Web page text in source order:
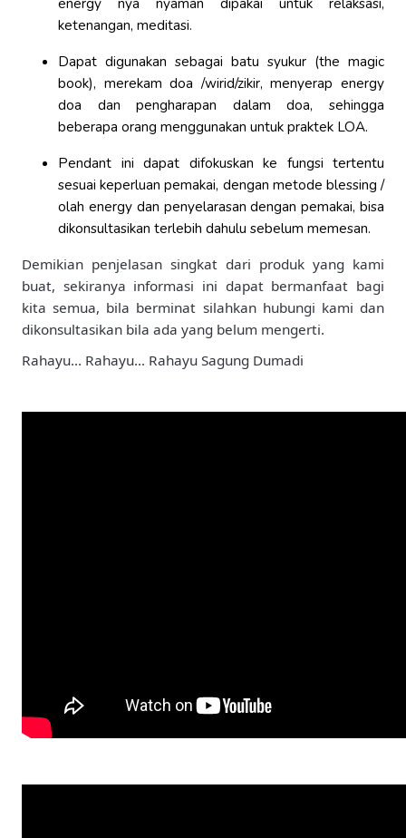
energy nya nyaman dipakai untuk relaksasi,
ketenangan, meditasi.
Dapat digunakan sebagai batu syukur (the magic
book), merekam doa /wirid/zikir, menyerap energy
doa dan pengharapan dalam doa, sehingga
beberapa orang menggunakan untuk praktek LOA.
Pendant ini dapat difokuskan ke fungsi tertentu
sesuai keperluan pemakai, dengan metode blessing /
olah energy dan penyelarasan dengan pemakai, bisa
dikonsultasikan terlebih dahulu sebelum memesan.
Demikian penjelasan singkat dari produk yang kami
buat, sekiranya informasi ini dapat bermanfaat bagi
kita semua, bila berminat silahkan hubungi kami dan
dikonsultasikan bila ada yang belum mengerti.
Rahayu… Rahayu… Rahayu Sagung Dumadi